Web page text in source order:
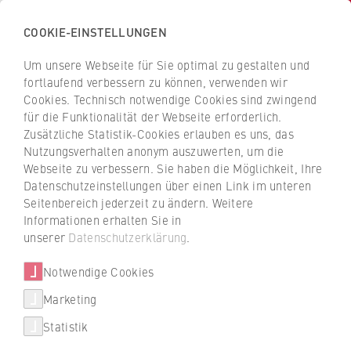
Z
u
ü
k
u
S
a
H
c
h
s
c
h
u
l
e
f
r
W
i
r
Z
u
r
ü
c
k
z
u
r
t
a
t
Über uns
Karriere
Career Week 2025: Chancen
und Einblicke
Vom 3. bis 7. November 2025 bot die Career
Week der HWR Berlin Studierenden die
Möglichkeit, wertvolle Kontakte zu
knüpfen und praxisnahe Einblicke zu
gewinnen.
COOKIE-EINSTELLUNGEN
Um unsere Webseite für Sie optimal zu gestalten und
fortlaufend verbessern zu können, verwenden wir
Cookies. Technisch notwendige Cookies sind zwingend
für die Funktionalität der Webseite erforderlich.
Zusätzliche Statistik-Cookies erlauben es uns, das
Nutzungsverhalten anonym auszuwerten, um die
Webseite zu verbessern. Sie haben die Möglichkeit, Ihre
Datenschutzeinstellungen über einen Link im unteren
Seitenbereich jederzeit zu ändern. Weitere
Informationen erhalten Sie in
unserer Datenschutzerklärung
Notwendige Cookies
Marketing
Statistik